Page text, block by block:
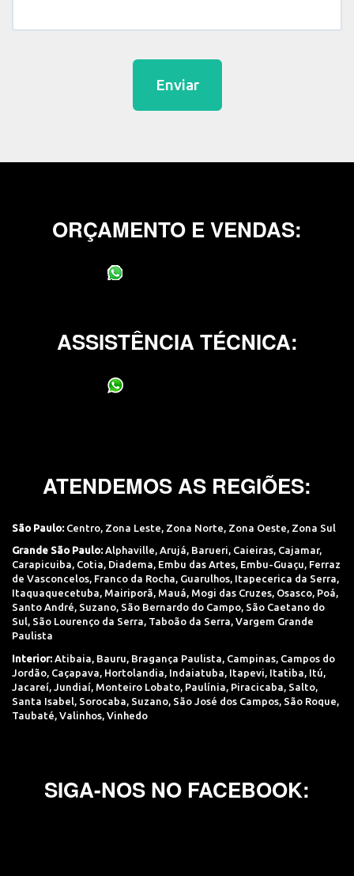
Enviar
ORÇAMENTO E VENDAS:
ASSISTÊNCIA TÉCNICA:
ATENDEMOS AS REGIÕES:
São Paulo: Centro Zona Leste Zona Norte Zona Oeste Zona Sul
Grande São Paulo: Alphaville, Arujá, Barueri, Caieiras, Cajamar,
Carapicuiba, Cotia, Diadema, Embu das Artes, Embu-Guaçu, Ferraz
de Vasconcelos, Franco da Rocha, Guarulhos, Itapecerica da Serra,
Itaquaquecetuba, Mairiporã, Mauá, Mogi das Cruzes, Osasco, Poá,
Santo André, Suzano, São Bernardo do Campo, São Caetano do
Sul, São Lourenço da Serra, Taboão da Serra, Vargem Grande
Paulista
Interior: Atibaia Bauru Bragança Paulista Campinas Campos do
Jordão Caçapava Hortolandia Indaiatuba Itapevi Itatiba Itú
Jacareí
Jundiaí Monteiro Lobato Paulínia Piracicaba Salto
Santa Isabel Sorocaba Suzano São José dos Campos São Roque
Taubaté Valinhos Vinhedo
SIGA-NOS NO FACEBOOK: